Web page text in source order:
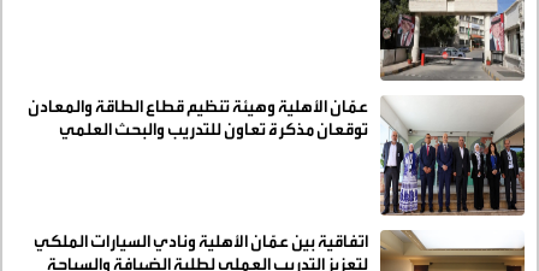
عمّان الأهلية وهيئة تنظيم قطاع الطاقة والمعادن
توقعان مذكرة تعاون للتدريب والبحث العلمي
اتفاقية بين عمّان الأهلية ونادي السيارات الملكي
لتعزيز التدريب العملي لطلبة الضيافة والسياحة